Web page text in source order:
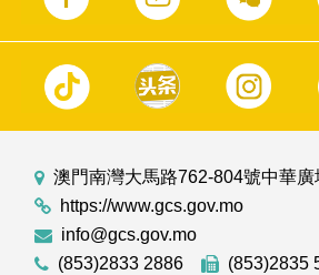
澳門南灣大馬路762-804號中華廣
https://www.gcs.gov.mo
info@gcs.gov.mo
(853)2833 2886
(853)2835